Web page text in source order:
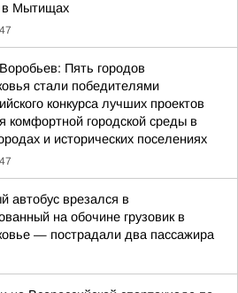
в Мытищах
Пять городов
стали победителями
конкурса лучших проектов
комфортной городской среды в
и исторических поселениях
автобус врезался в
на обочине грузовик в
— пострадали два пассажира